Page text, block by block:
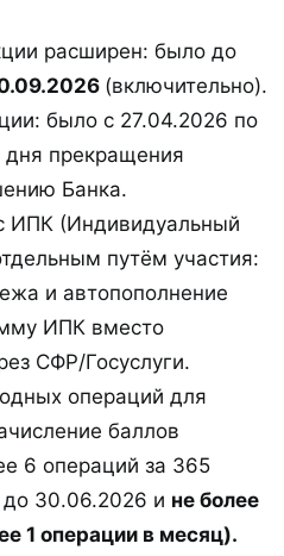
149 КБ · Просмотры: 55
редактирование:07.07.2026
расширен: было до
(включительно).
было с 27.04.2026 по
прекращения
Банка.
ИПК (Индивидуальный
путём участия:
и автопополнение
ИПК вместо
СФР/Госуслуги.
операций для
баллов
6 операций за 365
30.06.2026 и не более
1 операции в месяц).